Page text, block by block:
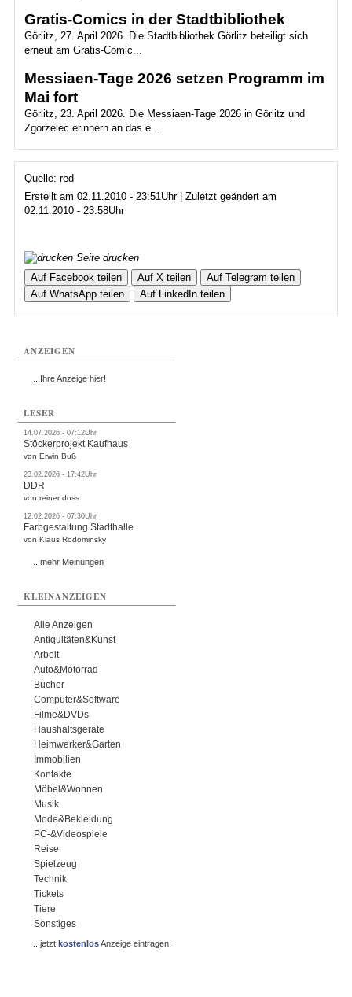
Gratis-Comics in der Stadtbibliothek
Görlitz, 27. April 2026. Die Stadtbibliothek Görlitz beteiligt sich
erneut am Gratis-Comic...
Messiaen-Tage 2026 setzen Programm im
Mai fort
Görlitz, 23. April 2026. Die Messiaen-Tage 2026 in Görlitz und
Zgorzelec erinnern an das e...
Quelle: red
Erstellt am 02.11.2010 - 23:51Uhr | Zuletzt geändert am
02.11.2010 - 23:58Uhr
Seite drucken
Auf Facebook teilen
Auf X teilen
Auf Telegram teilen
Auf WhatsApp teilen
Auf LinkedIn teilen
ANZEIGEN
...Ihre Anzeige hier!
LESER
14.07.2026 - 07:12Uhr
Stöckerprojekt Kaufhaus
von Erwin Buß
23.02.2026 - 17:42Uhr
DDR
von reiner doss
12.02.2026 - 07:30Uhr
Farbgestaltung Stadthalle
von Klaus Rodominsky
...mehr Meinungen
KLEINANZEIGEN
Alle Anzeigen
Antiquitäten&Kunst
Arbeit
Auto&Motorrad
Bücher
Computer&Software
Filme&DVDs
Haushaltsgeräte
Heimwerker&Garten
Immobilien
Kontakte
Möbel&Wohnen
Musik
Mode&Bekleidung
PC-&Videospiele
Reise
Spielzeug
Technik
Tickets
Tiere
Sonstiges
...jetztkostenlosAnzeige eintragen!